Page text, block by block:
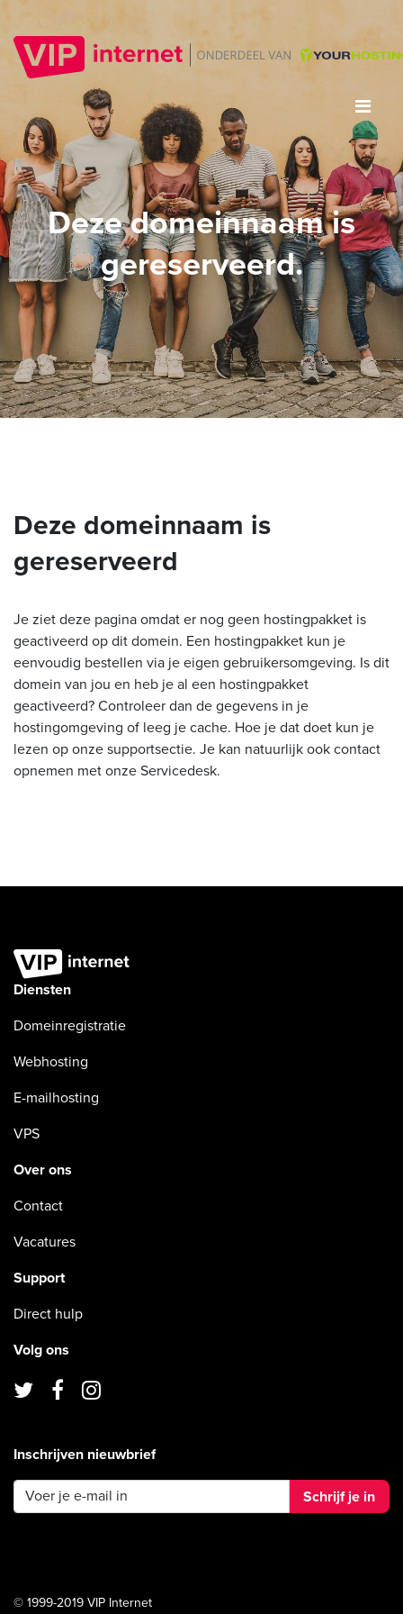
Deze domeinnaam is
gereserveerd.
Deze domeinnaam is
gereserveerd
Je ziet deze pagina omdat er nog geen hostingpakket is
geactiveerd op dit domein. Een hostingpakket kun je
eenvoudig bestellen via je eigen gebruikersomgeving. Is dit
domein van jou en heb je al een hostingpakket
geactiveerd? Controleer dan de gegevens in je
hostingomgeving of leeg je cache. Hoe je dat doet kun je
lezen op onze supportsectie. Je kan natuurlijk ook contact
opnemen met onze Servicedesk.
Diensten
Domeinregistratie
Webhosting
E-mailhosting
VPS
Over ons
Contact
Vacatures
Support
Direct hulp
Volg ons
Inschrijven nieuwbrief
Schrijf je in
© 1999-2019 VIP Internet